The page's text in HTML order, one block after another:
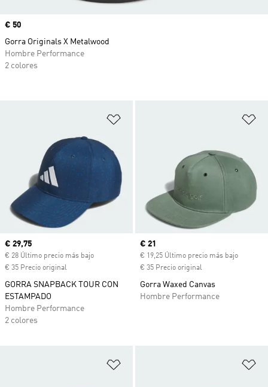
Precio actual
€ 29,75
€ 28 Último precio más bajo
€ 35 Precio original
GORRA SNAPBACK TOUR CON
ESTAMPADO
Hombre Performance
2 colores
Precio actual
€ 21
€ 19,25 Último precio más bajo
€ 35 Precio original
Gorra Waxed Canvas
Hombre Performance
Precio
€ 50
Gorra Originals X Metalwood
Hombre Performance
2 colores